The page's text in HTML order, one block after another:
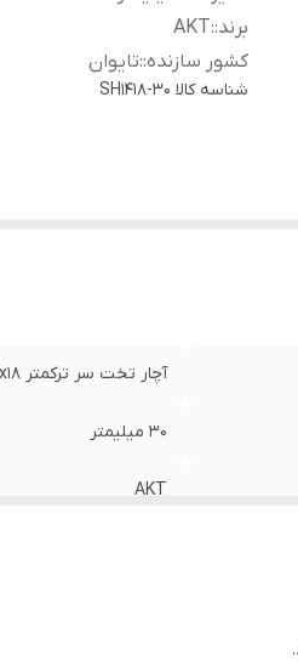
برند::
AKT
کشور سازنده::تایوان
شناسه کالا SH1418-30
آچار تخت سر ترکمتر 14x18
30 میلیمتر
AKT